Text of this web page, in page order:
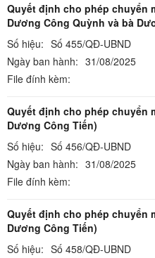
Quyết định cho phép chuyển
Dương Công Quỳnh và bà
Số hiệu: Số 455/QĐ-UBND
Ngày ban hành: 31/08/2025
File đính kèm:
Quyết định cho phép chuyển
Dương Công Tiến)
Số hiệu: Số 456/QĐ-UBND
Ngày ban hành: 31/08/2025
File đính kèm:
Quyết định cho phép chuyển
Dương Công Tiến)
Số hiệu: Số 458/QĐ-UBND